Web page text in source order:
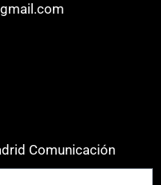
Comunicación